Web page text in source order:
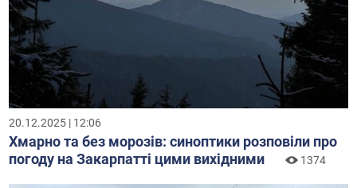
20.12.2025 | 12:06
Хмарно та без морозів: синоптики розповіли про
погоду на Закарпатті цими вихідними
1374